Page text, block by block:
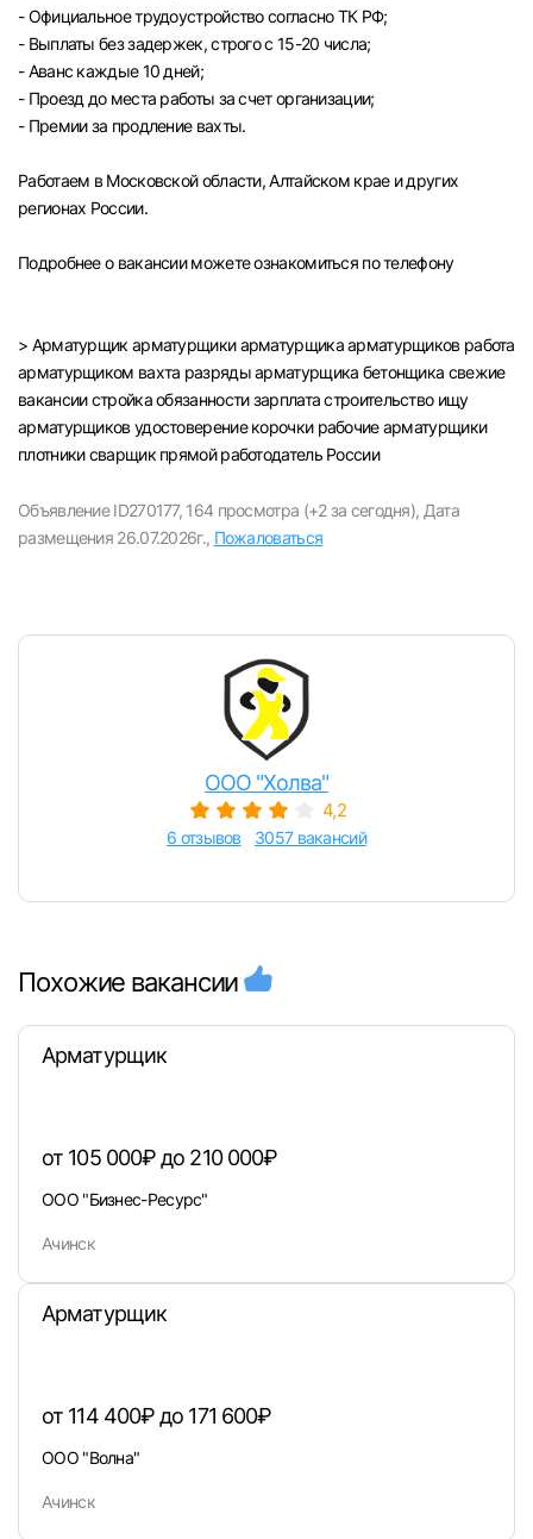
- Официальное трудоустройство согласно ТК РФ;
- Выплаты без задержек, строго с 15-20 числа;
- Аванс каждые 10 дней;
- Проезд до места работы за счет организации;
- Премии за продление вахты.
Работаем в Московской области, Алтайском крае и других
регионах России.
Подробнее о вакансии можете ознакомиться по телефону
> Арматурщик арматурщики арматурщика арматурщиков работа
арматурщиком вахта разряды арматурщика бетонщика свежие
вакансии стройка обязанности зарплата строительство ищу
арматурщиков удостоверение корочки рабочие арматурщики
плотники сварщик прямой работодатель России
Объявление ID270177, 164 просмотра (+2 за сегодня), Дата
размещения 26.07.2026г., Пожаловаться
ООО "Холва"
4,2
6 отзывов 3057 вакансий
Похожие вакансии
Арматурщик
от 105 000₽ до 210 000₽
ООО "Бизнес-Ресурс"
Ачинск
Арматурщик
от 114 400₽ до 171 600₽
ООО "Волна"
Ачинск